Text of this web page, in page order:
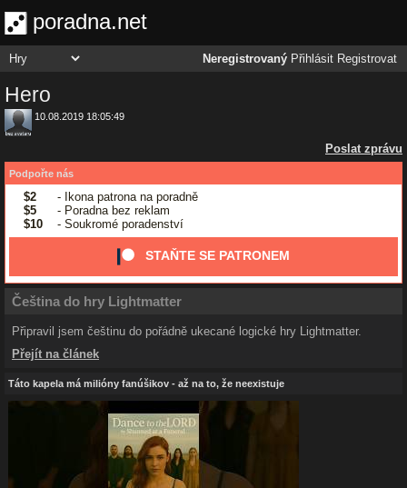
poradna.net
Neregistrovaný Přihlásit Registrovat
Hero
10.08.2019 18:05:49
Poslat zprávu
Podpořte nás
$2
- Ikona patrona na poradně
$5
- Poradna bez reklam
$10
- Soukromé poradenství
STAŇTE SE PATRONEM
Čeština do hry Lightmatter
Připravil jsem češtinu do pořádně ukecané logické hry Lightmatter.
Přejít na článek
Táto kapela má milióny fanúšikov - až na to, že neexistuje